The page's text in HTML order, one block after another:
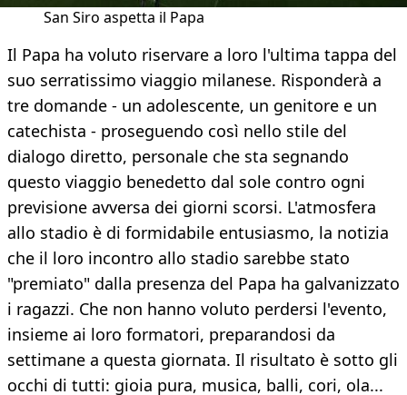
San Siro aspetta il Papa
Il Papa ha voluto riservare a loro l'ultima tappa del
suo serratissimo viaggio milanese. Risponderà a
tre domande - un adolescente, un genitore e un
catechista - proseguendo così nello stile del
dialogo diretto, personale che sta segnando
questo viaggio benedetto dal sole contro ogni
previsione avversa dei giorni scorsi. L'atmosfera
allo stadio è di formidabile entusiasmo, la notizia
che il loro incontro allo stadio sarebbe stato
"premiato" dalla presenza del Papa ha galvanizzato
i ragazzi. Che non hanno voluto perdersi l'evento,
insieme ai loro formatori, preparandosi da
settimane a questa giornata. Il risultato è sotto gli
occhi di tutti: gioia pura, musica, balli, cori, ola...